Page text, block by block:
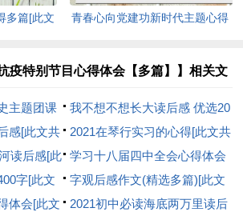
多篇[此文
青春心向党建功新时代主题心得
疫特别节目心得体会【多篇】】相关文
主题团课
4185字]
我不想不想长大读后感 优选20
篇[此文共9901字]
感[此文共
2021在琴行实习的心得[此文共
20481字]
读后感[此 学习十八届四中全会心得体会
教师个人范本[此文共5491字]
字[此文
字观后感作文(精选多篇)[此文
共3012字]
体会[此文 2021初中必读海底两万里读后